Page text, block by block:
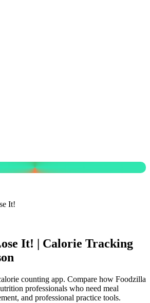
It!
It! | Calorie Tracking
counting app. Compare how Foodzilla
professionals who need meal
and professional practice tools.